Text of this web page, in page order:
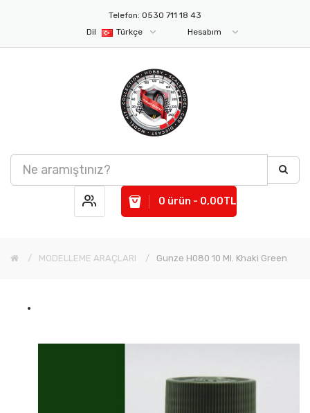
Telefon: 0530 711 18 43
Dil
Türkçe Hesabım
0 ürün - 0,00TL
MODELLEME ARAÇLARI Gunze H080 10 Ml. Khaki Green